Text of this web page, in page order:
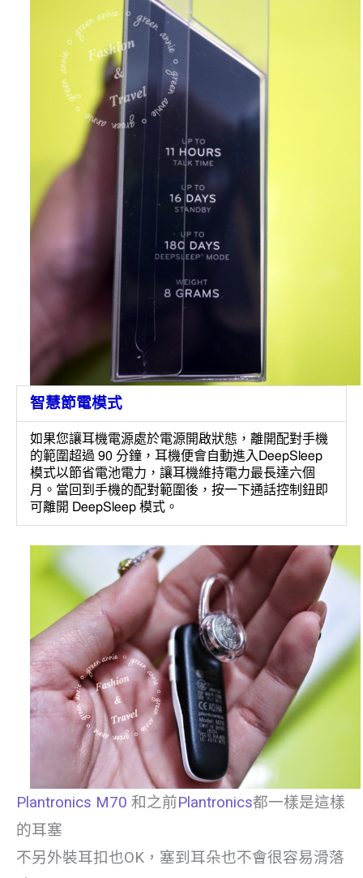
智慧節電模式
如果您讓耳機電源處於電源開啟狀態，離開配對手機
的範圍超過 90 分鐘，耳機便會自動進入DeepSleep
模式以節省電池電力，讓耳機維持電力最長達六個
月。當回到手機的配對範圍後，按一下通話控制鈕即
可離開 DeepSleep 模式。
Plantronics M70 和之前Plantronics都一樣是這樣
的耳塞
不另外裝耳扣也OK，塞到耳朵也不會很容易滑落